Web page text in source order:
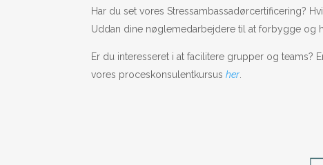
Har du set vores Stressambassadørcertificering?
Uddan dine nøglemedarbejdere til at forbygge og
Er du interesseret i at facilitere grupper og
vores proceskonsulentkursus her